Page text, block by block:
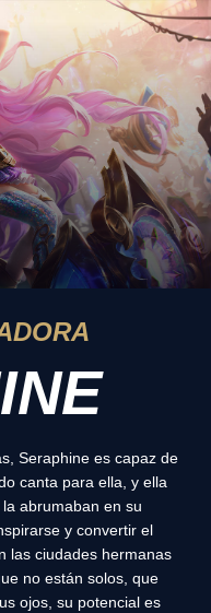
Seraphine es capaz de
canta para ella, y ella
abrumaban en su
y convertir el
las ciudades hermanas
no están solos, que
ojos, su potencial es